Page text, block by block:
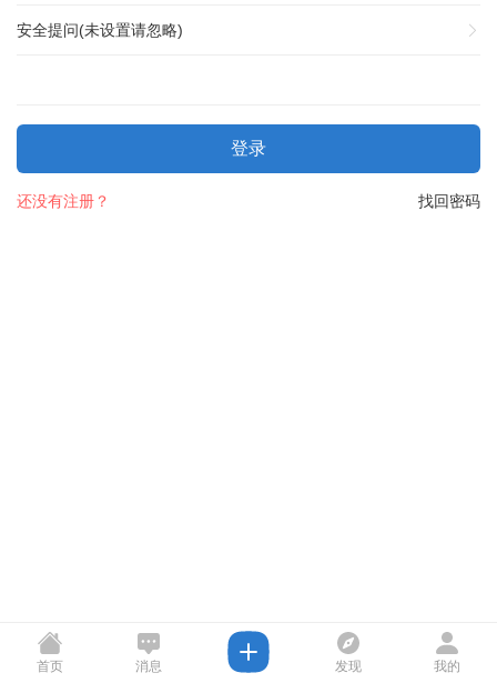
安全提问(未设置请忽略)
登录
找回密码
还没有注册？
首页 消息 发现 我的